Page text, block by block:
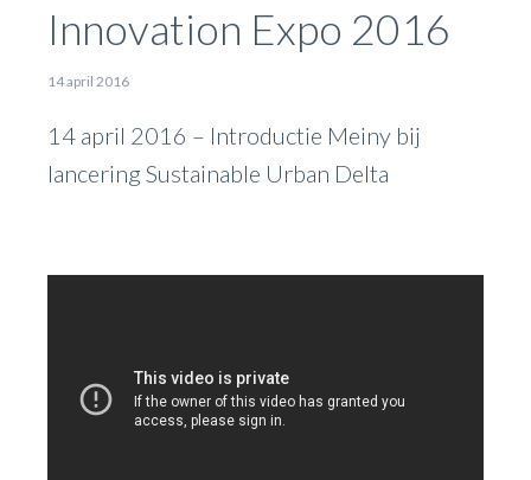
Innovation Expo 2016
14 april 2016
14 april 2016 – Introductie Meiny bij
lancering Sustainable Urban Delta